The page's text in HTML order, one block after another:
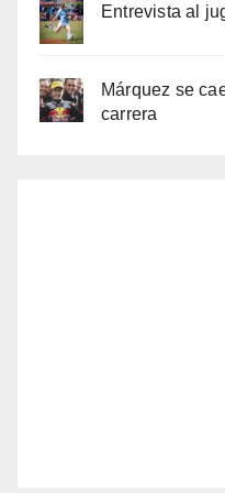
Entrevista al
Márquez se
carrera